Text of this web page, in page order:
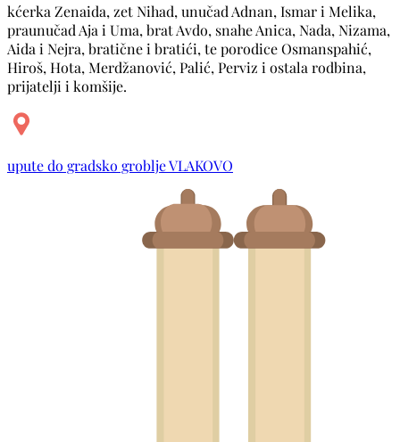
kćerka Zenaida, zet Nihad, unučad Adnan, Ismar i Melika,
praunučad Aja i Uma, brat Avdo, snahe Anica, Nada, Nizama,
Aida i Nejra, bratične i bratići, te porodice Osmanspahić,
Hiroš, Hota, Merdžanović, Palić, Perviz i ostala rodbina,
prijatelji i komšije.
upute do gradsko groblje VLAKOVO